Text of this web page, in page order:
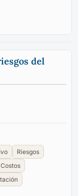
del
Riesgos
Costos